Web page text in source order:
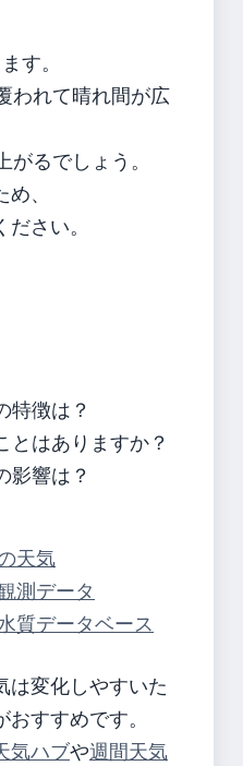
す。
われて晴れ間が広
るでしょう。
、
さい。
特徴は？
とはありますか？
影響は？
天気
測データ
質データベース
は変化しやすいた
すすめです。
気ハブや週間天気